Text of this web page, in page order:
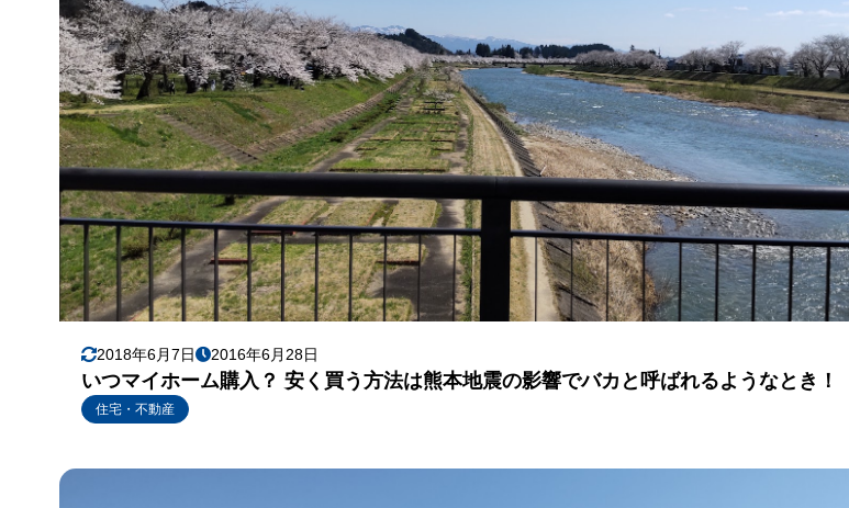
2018年6月7日 2016年6月28日
いつマイホーム購入？ 安く買う方法は熊本地震の影響でバカと呼ばれるようなとき！
住宅・不動産